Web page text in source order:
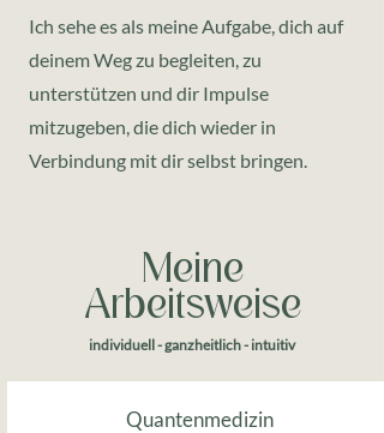
Ich sehe es als meine Aufgabe, dich auf
deinem Weg zu begleiten, zu
unterstützen und dir Impulse
mitzugeben, die dich wieder in
Verbindung mit dir selbst bringen.
Meine
Arbeitsweise
individuell - ganzheitlich - intuitiv
Quantenmedizin